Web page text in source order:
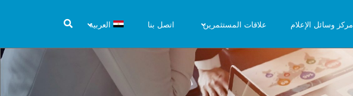
مركز وسائل الإعلام علاقات المستثمرين اتصل بنا العربية